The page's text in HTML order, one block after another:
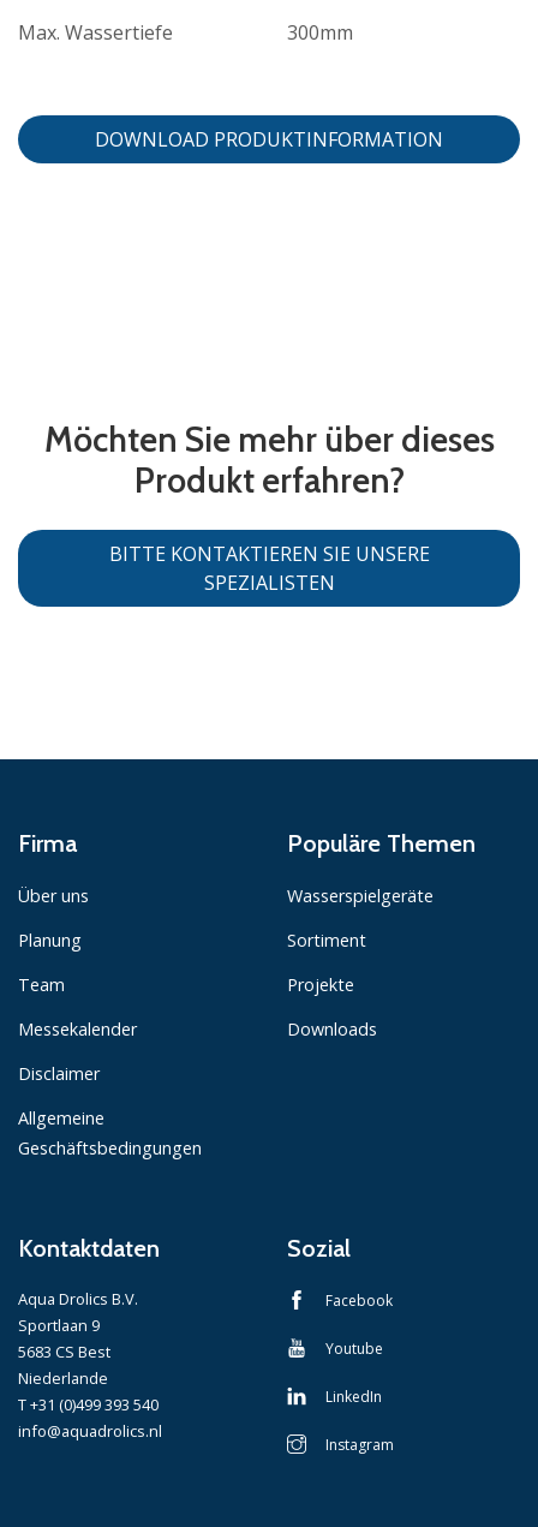
Max. Wassertiefe
300mm
DOWNLOAD PRODUKTINFORMATION
Möchten Sie mehr über dieses
Produkt erfahren?
BITTE KONTAKTIEREN SIE UNSERE
SPEZIALISTEN
Firma
Über uns
Planung
Team
Messekalender
Disclaimer
Allgemeine
Geschäftsbedingungen
Populäre Themen
Wasserspielgeräte
Sortiment
Projekte
Downloads
Kontaktdaten
Aqua Drolics B.V.
Sportlaan 9
5683 CS Best
Niederlande
T +31 (0)499 393 540
info@aquadrolics.nl
Sozial
Facebook
Youtube
LinkedIn
Instagram